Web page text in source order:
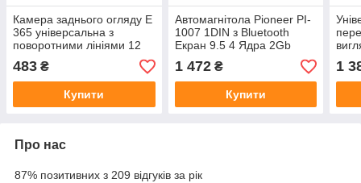
Камера заднього огляду E
365 універсальна з
поворотними лініями 12
483 ₴
Купити
Автомагнітола Pioneer PI-
1007 1DIN з Bluetooth
Екран 9.5 4 Ядра 2Gb
(автомагінтола резервний)
1 472₴
Купити
1
Про нас
87% позитивних з 209 відгуків за рік